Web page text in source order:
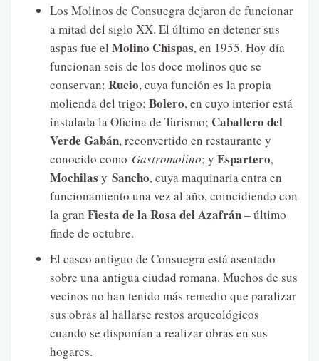
Los Molinos de Consuegra dejaron de funcionar
a mitad del siglo XX. El último en detener sus
aspas fue el Molino Chispas, en 1955. Hoy día
funcionan seis de los doce molinos que se
conservan: Rucio, cuya función es la propia
molienda del trigo; Bolero, en cuyo interior está
instalada la Oficina de Turismo; Caballero del
Verde Gabán, reconvertido en restaurante y
conocido como Gastromolino; y Espartero,
Mochilas y Sancho, cuya maquinaria entra en
funcionamiento una vez al año, coincidiendo con
la gran Fiesta de la Rosa del Azafrán– último
finde de octubre.
El casco antiguo de Consuegra está asentado
sobre una antigua ciudad romana. Muchos de sus
vecinos no han tenido más remedio que paralizar
sus obras al hallarse restos arqueológicos
cuando se disponían a realizar obras en sus
hogares.